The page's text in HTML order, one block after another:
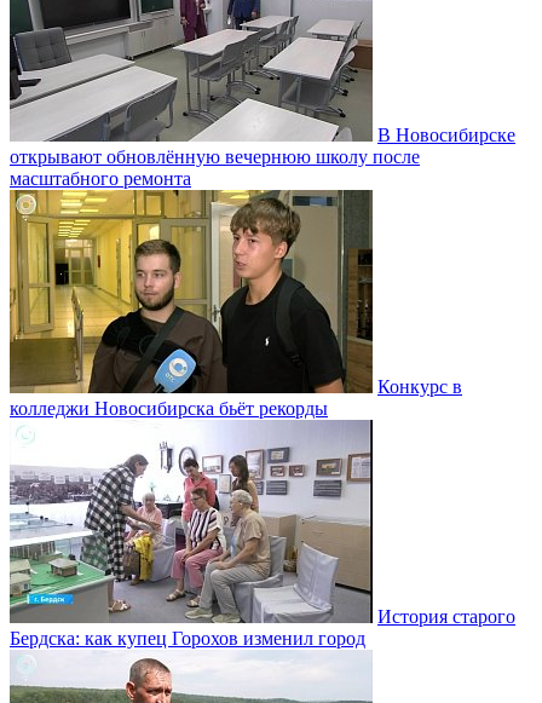
В Новосибирске
открывают обновлённую вечернюю школу после
масштабного ремонта
Конкурс в
колледжи Новосибирска бьёт рекорды
История старого
Бердска: как купец Горохов изменил город